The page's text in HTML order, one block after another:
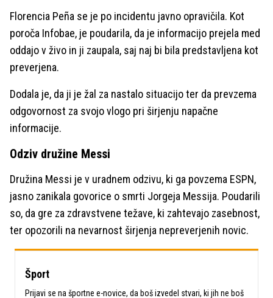
Florencia Peña se je po incidentu javno opravičila. Kot
poroča Infobae, je poudarila, da je informacijo prejela med
oddajo v živo in ji zaupala, saj naj bi bila predstavljena kot
preverjena.
Dodala je, da ji je žal za nastalo situacijo ter da prevzema
odgovornost za svojo vlogo pri širjenju napačne
informacije.
Odziv družine Messi
Družina Messi je v uradnem odzivu, ki ga povzema ESPN,
jasno zanikala govorice o smrti Jorgeja Messija. Poudarili
so, da gre za zdravstvene težave, ki zahtevajo zasebnost,
ter opozorili na nevarnost širjenja nepreverjenih novic.
Šport
Prijavi se na športne e-novice, da boš izvedel stvari, ki jih ne boš